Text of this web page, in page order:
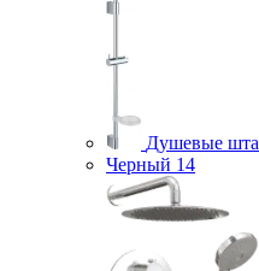
Душевые
Черный 14